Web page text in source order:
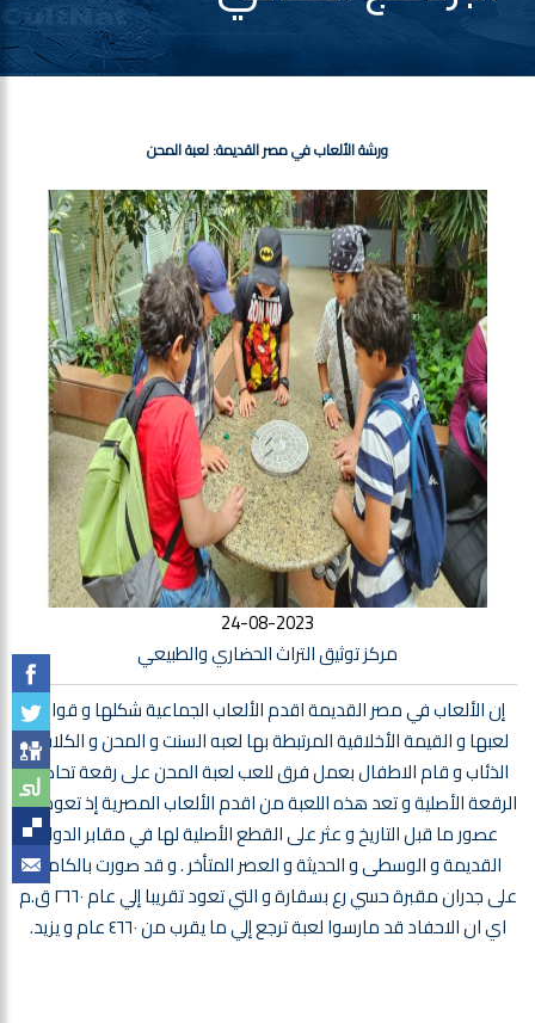
ورشة الألعاب في مصر القديمة: لعبة المحن
24-08-2023
مركز توثيق التراث الحضاري والطبيعي
إن الألعاب في مصر القديمة اقدم الألعاب الجماعية شكلها و قواعد
لعبها و القيمة الأخلاقية المرتبطة بها لعبه السنت و المحن و الكلاب و
الذئاب و قام الاطفال بعمل فرق للعب لعبة المحن على رقعة تحاكي
الرقعة الأصلية و تعد هذه اللعبة من اقدم الألعاب المصرية إذ تعود إلي
عصور ما قبل التاريخ و عثر على القطع الأصلية لها في مقابر الدولة
القديمة و الوسطى و الحديثة و العصر المتأخر . و قد صورت بالكامل
على جدران مقبرة حسي رع بسقارة و التي تعود تقريبا إلي عام ٢٦٦٠ ق.م
اي ان الاحفاد قد مارسوا لعبة ترجع إلي ما يقرب من ٤٦٦٠ عام و يزيد.